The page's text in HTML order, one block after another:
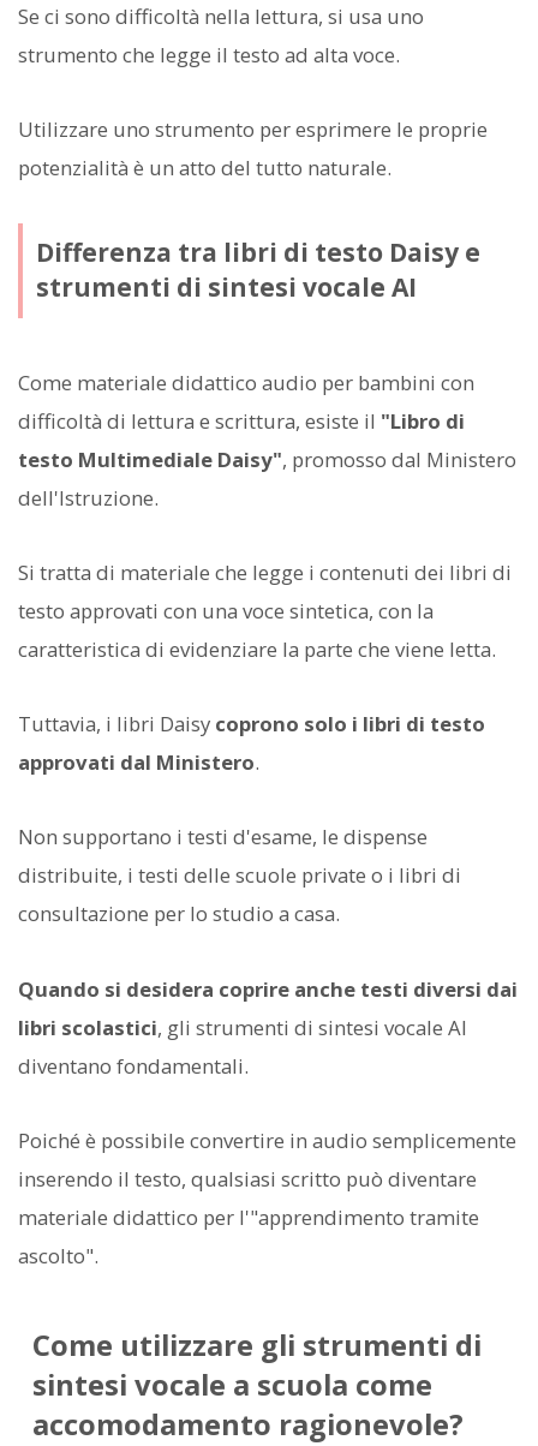
Se ci sono difficoltà nella lettura, si usa uno
strumento che legge il testo ad alta voce.
Utilizzare uno strumento per esprimere le proprie
potenzialità è un atto del tutto naturale.
Differenza tra libri di testo Daisy e
strumenti di sintesi vocale AI
Come materiale didattico audio per bambini con
difficoltà di lettura e scrittura, esiste il "Libro di
testo Multimediale Daisy", promosso dal Ministero
dell'Istruzione.
Si tratta di materiale che legge i contenuti dei libri di
testo approvati con una voce sintetica, con la
caratteristica di evidenziare la parte che viene letta.
Tuttavia, i libri Daisy coprono solo i libri di testo
approvati dal Ministero.
Non supportano i testi d'esame, le dispense
distribuite, i testi delle scuole private o i libri di
consultazione per lo studio a casa.
Quando si desidera coprire anche testi diversi dai
libri scolastici, gli strumenti di sintesi vocale AI
diventano fondamentali.
Poiché è possibile convertire in audio semplicemente
inserendo il testo, qualsiasi scritto può diventare
materiale didattico per l'"apprendimento tramite
ascolto".
Come utilizzare gli strumenti di
sintesi vocale a scuola come
accomodamento ragionevole?